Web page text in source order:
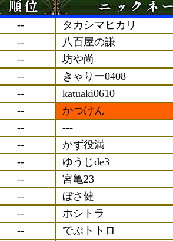
--
タカシマヒカリ
--
八百屋の謙
--
坊や尚
--
きゃりー0408
--
katuaki0610
--
かつけん
--
---
--
かず役満
--
ゆうじde3
--
宮亀23
--
ぼさ健
--
ホシトラ
--
でぶトトロ